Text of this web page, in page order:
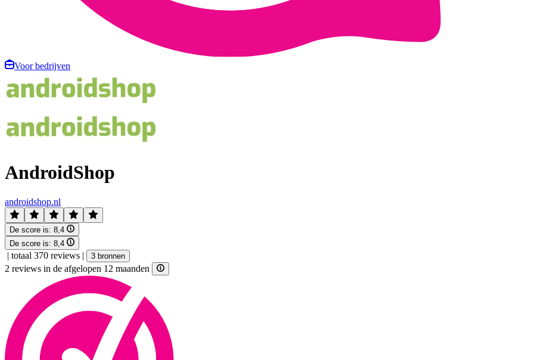
Voor bedrijven
AndroidShop
androidshop.nl
De score is: 8,4
De score is: 8,4
| totaal 370 reviews | 3 bronnen
2 reviews in de afgelopen 12 maanden